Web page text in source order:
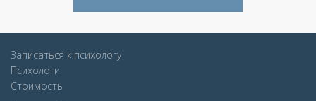
Записаться к психологу
Психологи
Стоимость